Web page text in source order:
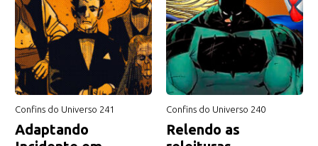
Confins do Universo 241
Adaptando
Confins do Universo 240
Relendo as